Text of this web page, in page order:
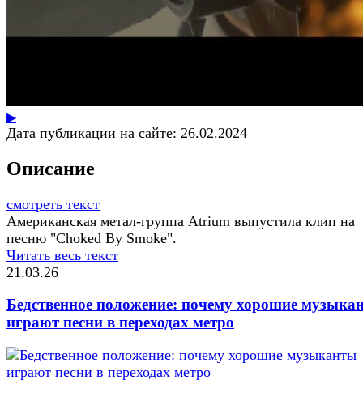
▶
Дата публикации на сайте: 26.02.2024
Описание
смотреть текст
Американская метал-группа Atrium выпустила клип на
песню "Choked By Smoke".
Читать весь текст
21.03.26
Бедственное положение: почему хорошие
играют песни в переходах метро